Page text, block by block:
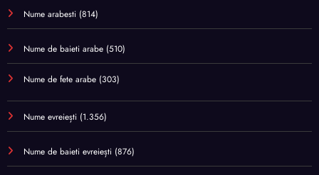
Nume arabesti (814)
Nume de baieti arabe (510)
Nume de fete arabe (303)
Nume evreiești (1.356)
Nume de baieti evreiești (876)